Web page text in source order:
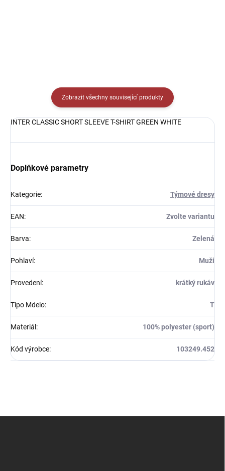
Zobrazit všechny související produkty
INTER CLASSIC SHORT SLEEVE T-SHIRT GREEN WHITE
Doplňkové parametry
Kategorie: Týmové dresy
EAN: Zvolte variantu
Barva: Zelená
Pohlaví: Muži
Provedení: krátký rukáv
Tipo Mdelo: T
Materiál : 100% polyester (sport)
Kód výrobce: 103249.452